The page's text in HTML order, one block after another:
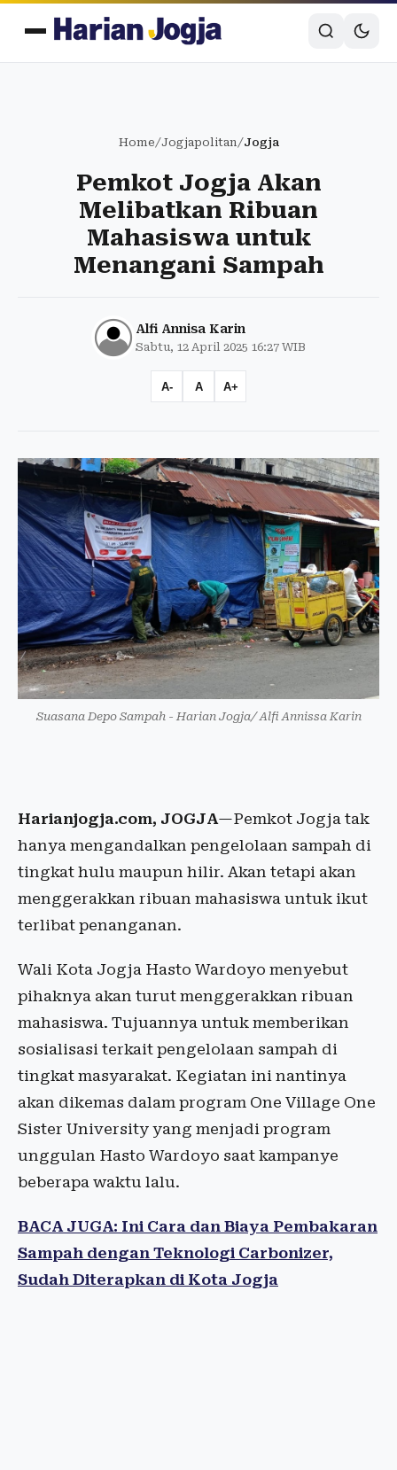
Home/Jogjapolitan/Jogja
Pemkot Jogja Akan
Melibatkan Ribuan
Mahasiswa untuk
Menangani Sampah
Alfi Annisa Karin
Sabtu, 12 April 2025 16:27 WIB
A- A A+
Suasana Depo Sampah - Harian Jogja/ Alfi Annissa Karin
Harianjogja.com, JOGJA—Pemkot Jogja tak
hanya mengandalkan pengelolaan sampah di
tingkat hulu maupun hilir. Akan tetapi akan
menggerakkan ribuan mahasiswa untuk ikut
terlibat penanganan.
Wali Kota Jogja Hasto Wardoyo menyebut
pihaknya akan turut menggerakkan ribuan
mahasiswa. Tujuannya untuk memberikan
sosialisasi terkait pengelolaan sampah di
tingkat masyarakat. Kegiatan ini nantinya
akan dikemas dalam program One Village One
Sister University yang menjadi program
unggulan Hasto Wardoyo saat kampanye
beberapa waktu lalu.
BACA JUGA: Ini Cara dan Biaya Pembakaran
Sampah dengan Teknologi Carbonizer,
Sudah Diterapkan di Kota Jogja